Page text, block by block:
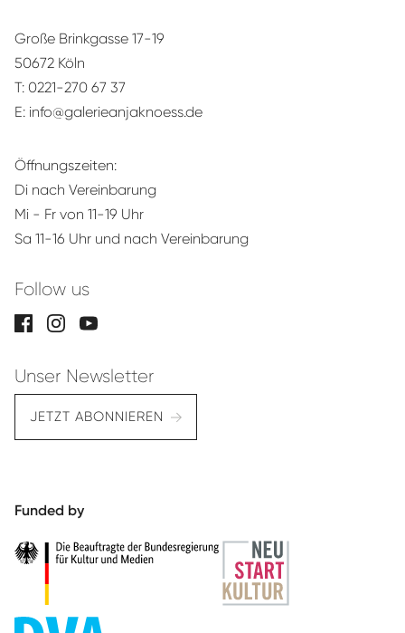
Große Brinkgasse 17-19
50672 Köln
T: 0221-270 67 37
E: info@galerieanjaknoess.de
Öffnungszeiten:
Di nach Vereinbarung
Mi - Fr von 11-19 Uhr
Sa 11-16 Uhr und nach Vereinbarung
Follow us
Unser Newsletter
JETZT ABONNIEREN
Funded by